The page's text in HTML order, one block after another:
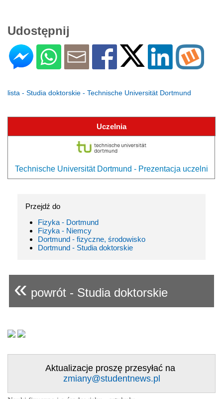
Udostępnij
lista - Studia doktorskie - Technische Universität Dortmund
Uczelnia
Technische Universität Dortmund - Prezentacja uczelni
Przejdź do
Fizyka - Dortmund
Fizyka - Niemcy
Dortmund - fizyczne, środowisko
Dortmund - Studia doktorskie
« powrót - Studia doktorskie
Aktualizacje proszę przesyłać na
zmiany@studentnews.pl